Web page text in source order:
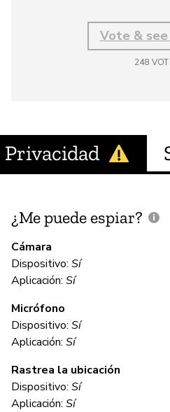
Vote &
248
Privacidad
¿Me puede espiar?
Cámara
Dispositivo: Sí
Aplicación: Sí
Micrófono
Dispositivo: Sí
Aplicación: Sí
Rastrea la ubicación
Dispositivo: Sí
Aplicación: Sí